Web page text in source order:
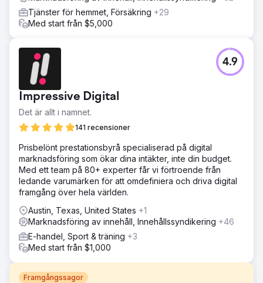
Tjänster för hemmet, Försäkring +29
Med start från $5,000
Impressive Digital
Det är allt i namnet.
141 recensioner
4.9
Prisbelönt prestationsbyrå specialiserad på digital
marknadsföring som ökar dina intäkter, inte din budget.
Med ett team på 80+ experter får vi förtroende från
ledande varumärken för att omdefiniera och driva digital
framgång över hela världen.
Austin, Texas, United States +1
Marknadsföring av innehåll, Innehållssyndikering +46
E-handel, Sport & träning +3
Med start från $1,000
Framgångssagor